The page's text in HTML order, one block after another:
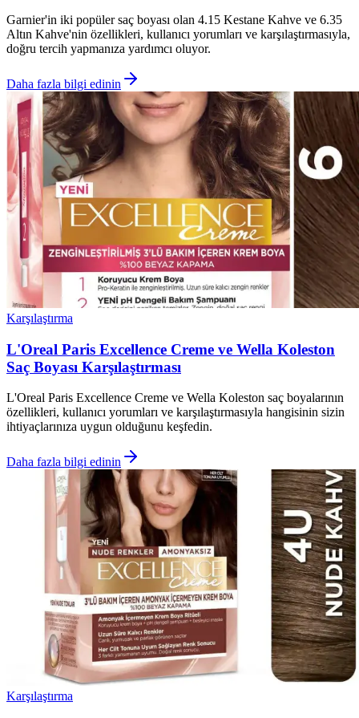
Garnier'in iki popüler saç boyası olan 4.15 Kestane Kahve ve 6.35
Altın Kahve'nin özellikleri, kullanıcı yorumları ve karşılaştırmasıyla,
doğru tercih yapmanıza yardımcı oluyor.
Daha fazla bilgi edinin
Karşılaştırma
L'Oreal Paris Excellence Creme ve Wella Koleston
Saç Boyası Karşılaştırması
L'Oreal Paris Excellence Creme ve Wella Koleston saç boyalarının
özellikleri, kullanıcı yorumları ve karşılaştırmasıyla hangisinin sizin
ihtiyaçlarınıza uygun olduğunu keşfedin.
Daha fazla bilgi edinin
Karşılaştırma